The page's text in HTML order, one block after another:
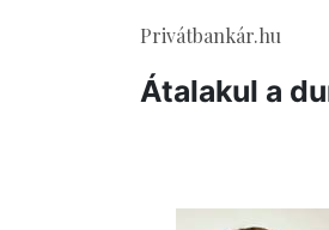
Privátbankár.hu
Átalakul a